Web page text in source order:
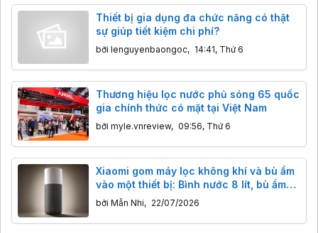
Thiết bị gia dụng đa chức năng có thật
sự giúp tiết kiệm chi phí?
bởi lenguyenbaongoc, 14:41, Thứ 6
Thương hiệu lọc nước phủ sóng 65 quốc
gia chính thức có mặt tại Việt Nam
bởi myle.vnreview, 09:56, Thứ 6
Xiaomi gom máy lọc không khí và bù ẩm
vào một thiết bị: Bình nước 8 lít, bù ẩm
phòng ngủ chỉ mất 7 phút
bởi Mẫn Nhi, 22/07/2026